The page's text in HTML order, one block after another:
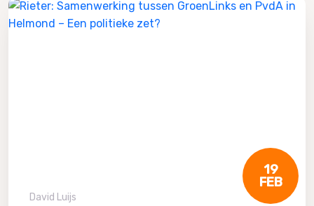
19
FEB
David Luijs